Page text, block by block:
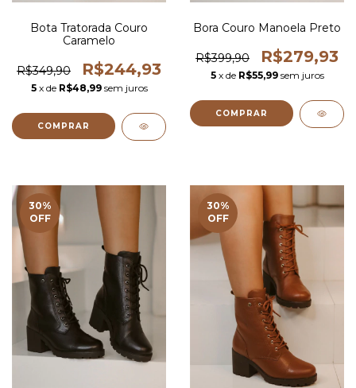
Bota Tratorada Couro
Caramelo
R$349,90 R$244,93
5 x de R$48,99 sem juros
COMPRAR
Bora Couro Manoela Preto
R$399,90 R$279,93
5 x de R$55,99 sem juros
COMPRAR
30%
OFF
30%
OFF